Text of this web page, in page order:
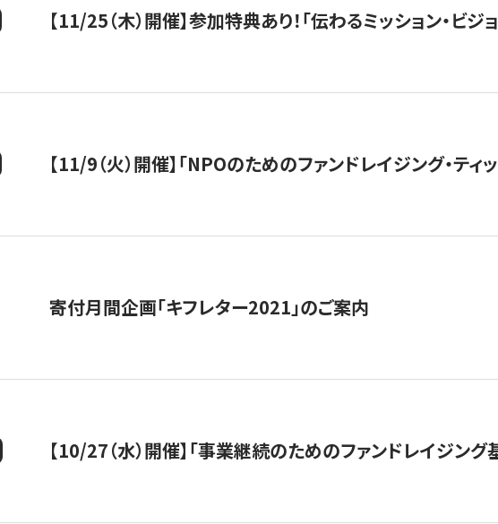
【11/25（木）開催】参加特典あり！「伝わるミッション・
【11/9（火）開催】「NPOのためのファンドレイジング・テ
寄付月間企画「キフレター2021」のご案内
【10/27（水）開催】「事業継続のためのファンドレイジング